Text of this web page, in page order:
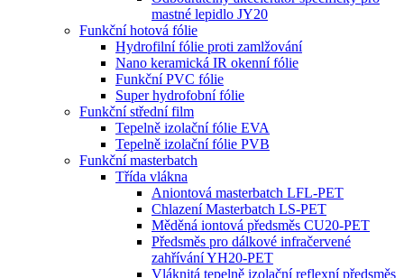
mastné lepidlo JY20
Funkční hotová fólie
Hydrofilní fólie proti zamlžování
Nano keramická IR okenní fólie
Funkční PVC fólie
Super hydrofobní fólie
Funkční střední film
Tepelně izolační fólie EVA
Tepelně izolační fólie PVB
Funkční masterbatch
Třída vlákna
Aniontová masterbatch LFL-PET
Chlazení Masterbatch LS-PET
Měděná iontová předsměs CU20-PET
Předsměs pro dálkové infračervené
zahřívání YH20-PET
Vláknitá tepelně izolační reflexní předsměs